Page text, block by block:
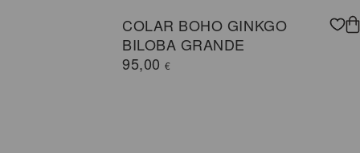
COLAR BOHO GINKGO
BILOBA GRANDE
95,00€